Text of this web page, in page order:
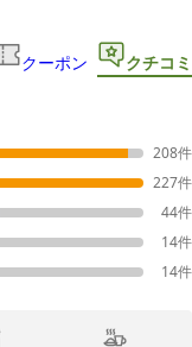
クーポン クチコミ
208件
227件
44件
14件
14件